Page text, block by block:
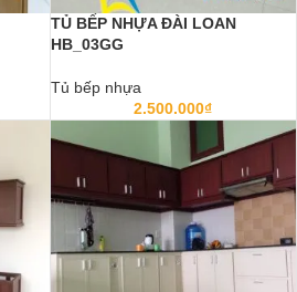
TỦ BẾP NHỰA ĐÀI LOAN
HB_03GG
Tủ bếp nhựa
2.500.000₫